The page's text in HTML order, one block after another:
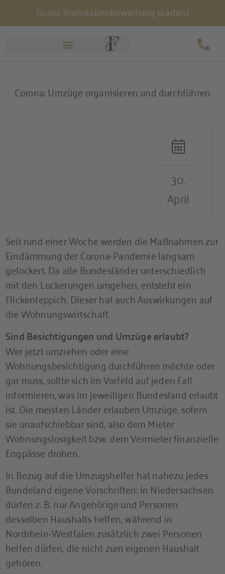
Gratis Immobilienbewertung starten!
Corona: Umzüge organisieren und durchführen
30.
April
Seit rund einer Woche werden die Maßnahmen zur
Eindämmung der Corona-Pandemie langsam
gelockert. Da alle Bundesländer unterschiedlich
mit den Lockerungen umgehen, entsteht ein
Flickenteppich. Dieser hat auch Auswirkungen auf
die Wohnungswirtschaft.
Sind Besichtigungen und Umzüge erlaubt?
Wer jetzt umziehen oder eine
Wohnungsbesichtigung durchführen möchte oder
gar muss, sollte sich im Vorfeld auf jeden Fall
informieren, was im jeweiligen Bundesland erlaubt
ist. Die meisten Länder erlauben Umzüge, sofern
sie unaufschiebbar sind, also dem Mieter
Wohnungslosigkeit bzw. dem Vermieter finanzielle
Engpässe drohen.
In Bezug auf die Umzugshelfer hat nahezu jedes
Bundeland eigene Vorschriften: In Niedersachsen
dürfen z. B. nur Angehörige und Personen
desselben Haushalts helfen, während in
Nordrhein-Westfalen zusätzlich zwei Personen
helfen dürfen, die nicht zum eigenen Haushalt
gehören.